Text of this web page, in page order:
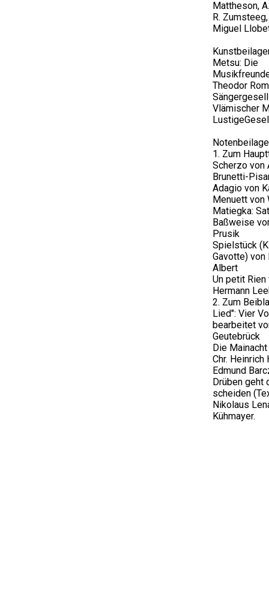
Mattheson,
R.
Miguel
Metsu: Die
Theodor
Vlämischer
1. Zum
Scherzo von
Brunetti-
Adagio von
Menuett von
Matiegka:
Baßweise
Prusik
Spielstück
Gavotte) von
Albert
Un petit Rien
Hermann
2. Zum
Lied": Vier
bearbeitet
Geutebrück
Die
Chr. Heinrich
Edmund
Drüben geht
scheiden
Nikolaus
Kühmayer.